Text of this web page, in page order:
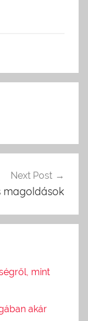
Next Post
magoldások
mint
akár